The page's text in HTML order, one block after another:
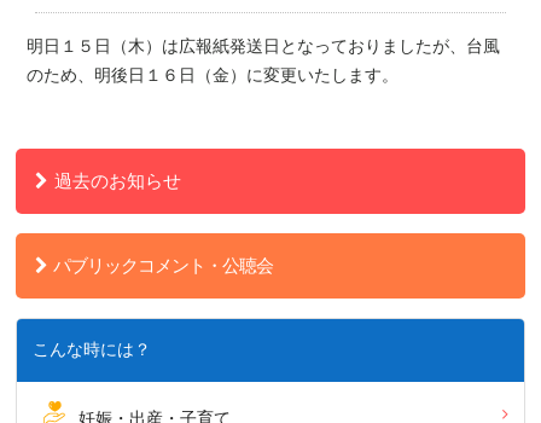
明日１５日（木）は広報紙発送日となっておりましたが、台風
のため、明後日１６日（金）に変更いたします。
過去のお知らせ
パブリックコメント・公聴会
こんな時には？
妊娠・出産・子育て